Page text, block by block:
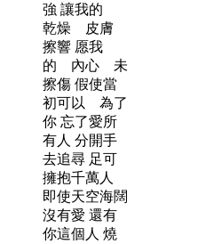
強 讓我的
乾燥 皮膚
擦響 愿我
的 內心 未
擦傷 假使當
初可以 為了
你 忘了愛所
有人 分開手
去追尋 足可
擁抱千萬人
即使天空海闊
沒有愛 還有
你這個人 燒